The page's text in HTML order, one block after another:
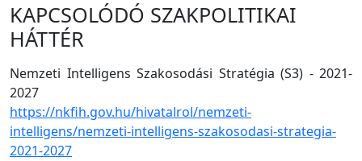
KAPCSOLÓDÓ SZAKPOLITIKAI
HÁTTÉR
Nemzeti Intelligens Szakosodási Stratégia (S3) - 2021-
2027
https://nkfih.gov.hu/hivatalrol/nemzeti-
intelligens/nemzeti-intelligens-szakosodasi-strategia-
2021-2027